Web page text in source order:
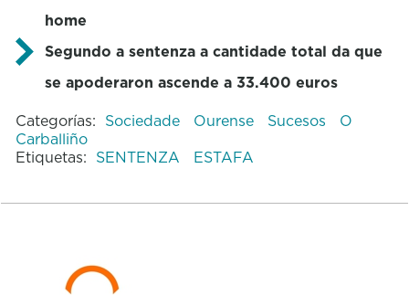
home
Segundo a sentenza a cantidade total da que
se apoderaron ascende a 33.400 euros
Categorías: Sociedade Ourense Sucesos
O
Carballiño
Etiquetas: SENTENZA ESTAFA